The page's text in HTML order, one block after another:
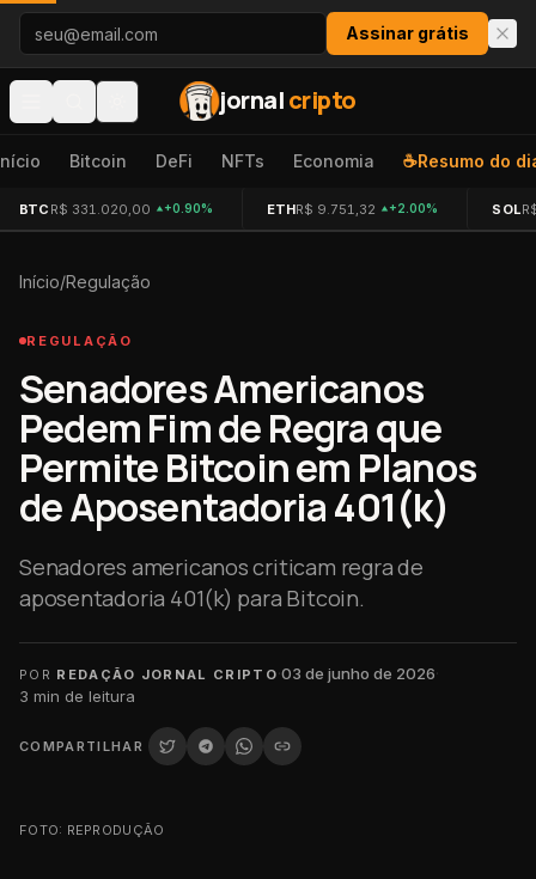
Pular para o conteúdo
Assinar grátis
jornalcripto
Bitcoin DeFi NFTs Economia ☕Resumo do
BTC R$ 331.020,00 +0.90% ETHR$ 9.751,32 +2.00% SOL
Início/Regulação
REGULAÇÃO
Senadores Americanos
Pedem Fim de Regra que
Permite Bitcoin em Planos
de Aposentadoria 401(k)
Senadores americanos criticam regra de
aposentadoria 401(k) para Bitcoin.
POR REDAÇÃO JORNAL CRIPTO·03 de junho de 2026·
3 min de leitura
COMPARTILHAR
FOTO: REPRODUÇÃO